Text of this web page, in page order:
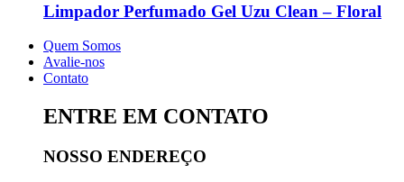
Limpador Perfumado Gel Uzu Clean – Floral
Quem Somos
Avalie-nos
Contato
ENTRE EM CONTATO
NOSSO ENDEREÇO